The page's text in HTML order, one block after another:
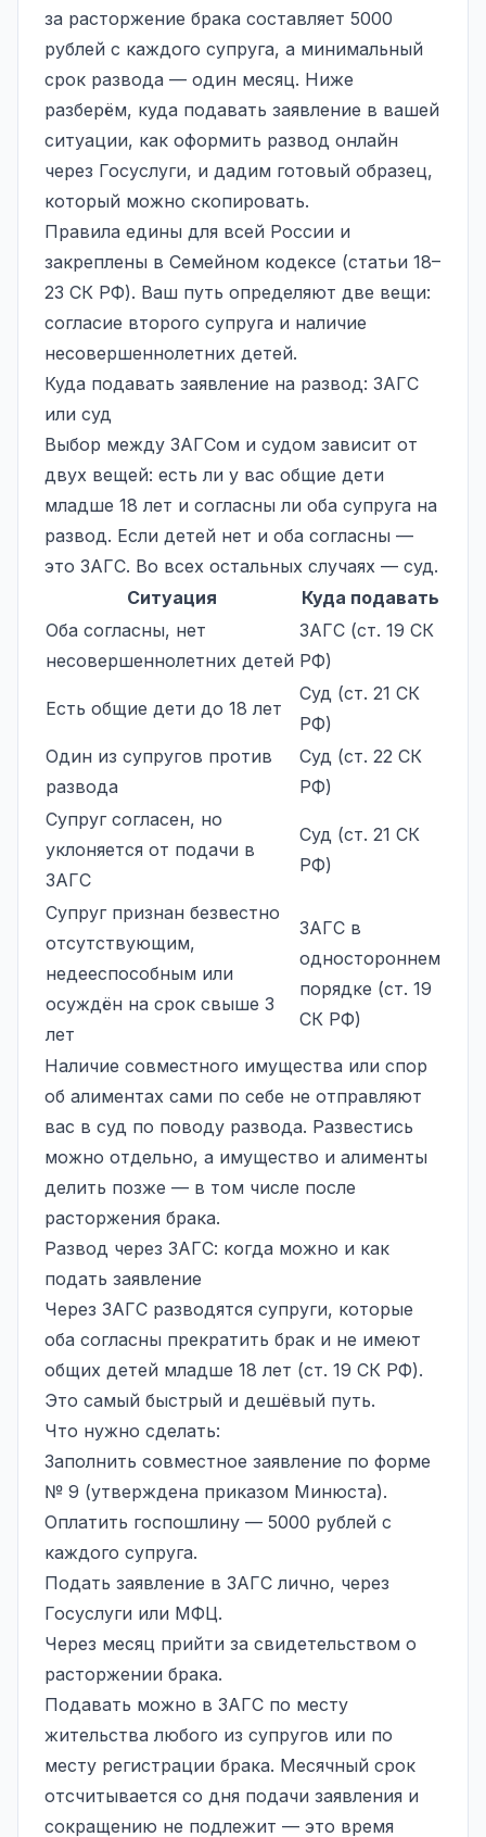
за расторжение брака составляет 5000
рублей с каждого супруга, а минимальный
срок развода — один месяц. Ниже
разберём, куда подавать заявление в вашей
ситуации, как оформить развод онлайн
через Госуслуги, и дадим готовый образец,
который можно скопировать.
Правила едины для всей России и
закреплены в Семейном кодексе (статьи 18–
23 СК РФ). Ваш путь определяют две вещи:
согласие второго супруга и наличие
несовершеннолетних детей.
Куда подавать заявление на развод: ЗАГС
или суд
Выбор между ЗАГСом и судом зависит от
двух вещей: есть ли у вас общие дети
младше 18 лет и согласны ли оба супруга на
развод. Если детей нет и оба согласны —
это ЗАГС. Во всех остальных случаях — суд.
Ситуация
Куда подавать
Оба согласны, нет
несовершеннолетних детей
ЗАГС (ст. 19 СК
РФ)
Есть общие дети до 18 лет
Суд (ст. 21 СК
РФ)
Один из супругов против
развода
Суд (ст. 22 СК
РФ)
Супруг согласен, но
уклоняется от подачи в
ЗАГС
Суд (ст. 21 СК
РФ)
Супруг признан безвестно
отсутствующим,
недееспособным или
осуждён на срок свыше 3
лет
ЗАГС в
одностороннем
порядке (ст. 19
СК РФ)
Наличие совместного имущества или спор
об алиментах сами по себе не отправляют
вас в суд по поводу развода. Развестись
можно отдельно, а имущество и алименты
делить позже — в том числе после
расторжения брака.
Развод через ЗАГС: когда можно и как
подать заявление
Через ЗАГС разводятся супруги, которые
оба согласны прекратить брак и не имеют
общих детей младше 18 лет (ст. 19 СК РФ).
Это самый быстрый и дешёвый путь.
Что нужно сделать:
Заполнить совместное заявление по форме
№ 9 (утверждена приказом Минюста).
Оплатить госпошлину — 5000 рублей с
каждого супруга.
Подать заявление в ЗАГС лично, через
Госуслуги или МФЦ.
Через месяц прийти за свидетельством о
расторжении брака.
Подавать можно в ЗАГС по месту
жительства любого из супругов или по
месту регистрации брака. Месячный срок
отсчитывается со дня подачи заявления и
сокращению не подлежит — это время